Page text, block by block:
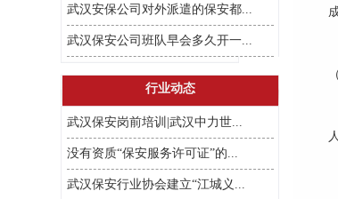
武汉安保公司对外派遣的保安都...
武汉保安公司班队早会多久开一...
行业动态
武汉保安岗前培训|武汉中力世...
没有资质“保安服务许可证”的...
武汉保安行业协会建立“江城义...